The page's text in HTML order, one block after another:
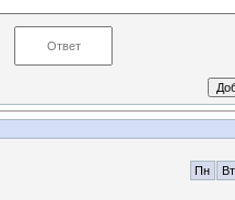
Пн Вт